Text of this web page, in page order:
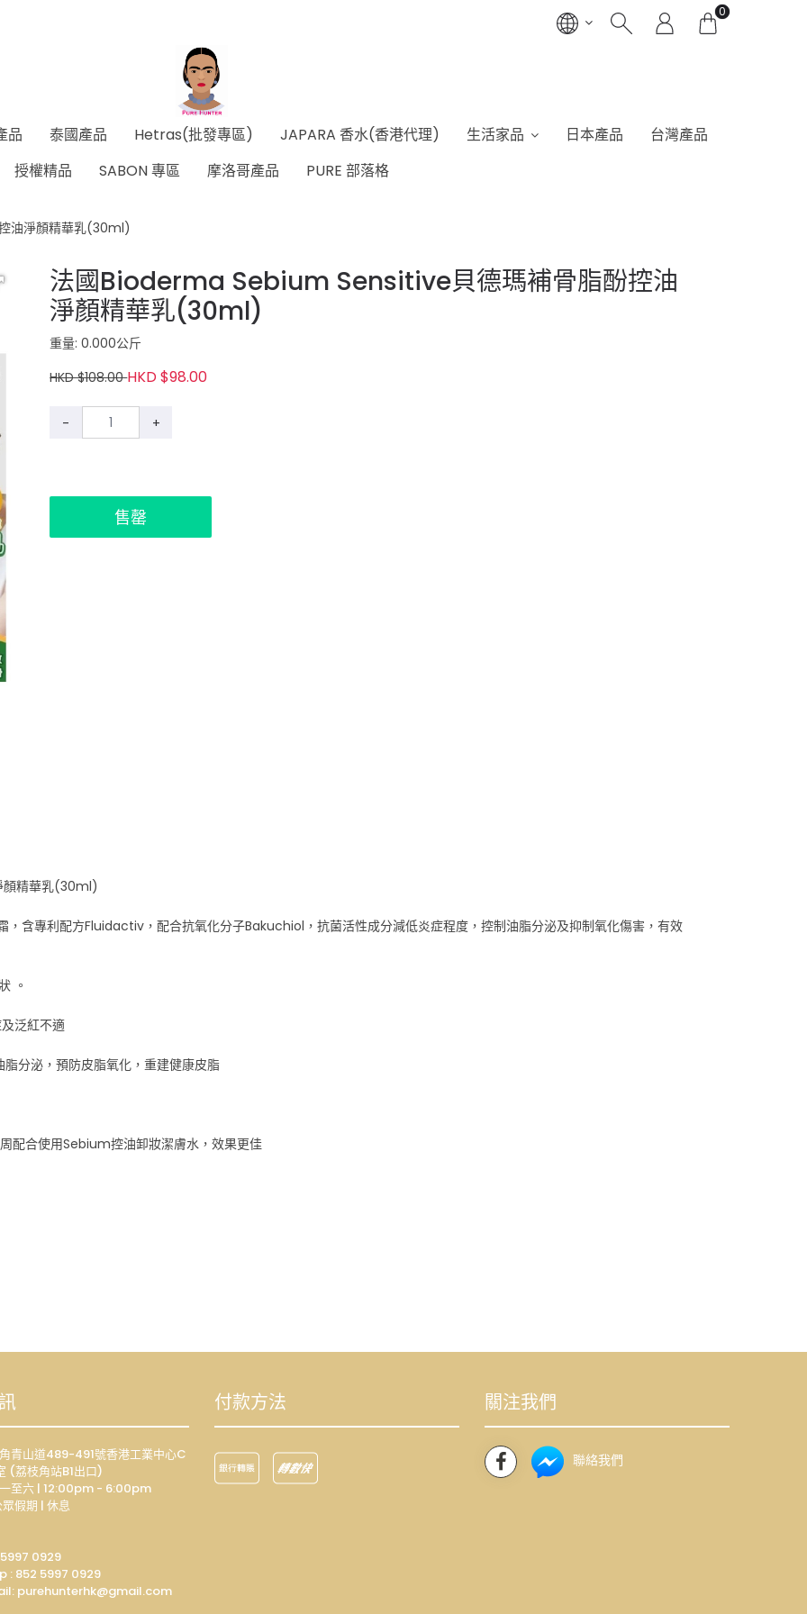
0
品 泰國產品 Hetras(批發專區) JAPARA 香水(香港代理) 生活家品 日本產品
台灣產品
授權精品
SABON 專區 摩洛哥產品 PURE 部落格
油淨顏精華乳(30ml)
法國Bioderma Sebium Sensitive貝德瑪補骨脂酚控油
淨顏精華乳(30ml)
重量: 0.000公斤
HKD $108.00HKD $98.00
- +
售罄
顏精華乳(30ml)
，含專利配方Fluidactiv，配合抗氧化分子Bakuchiol，抗菌活性成分減低炎症程度，控制油脂分泌及抑制氧化傷害，有效
。
泛紅不適
分泌，預防皮脂氧化，重建健康皮脂
配合使用Sebium控油卸妝潔膚水，效果更佳
青山道489-491號香港工業中心C
(荔枝角站B1出口)
至六 | 12:00pm - 6:00pm
假期 | 休息
0929
: 852 5997 0929
purehunterhk@gmail.com
付款方法 關注我們
聯絡我們